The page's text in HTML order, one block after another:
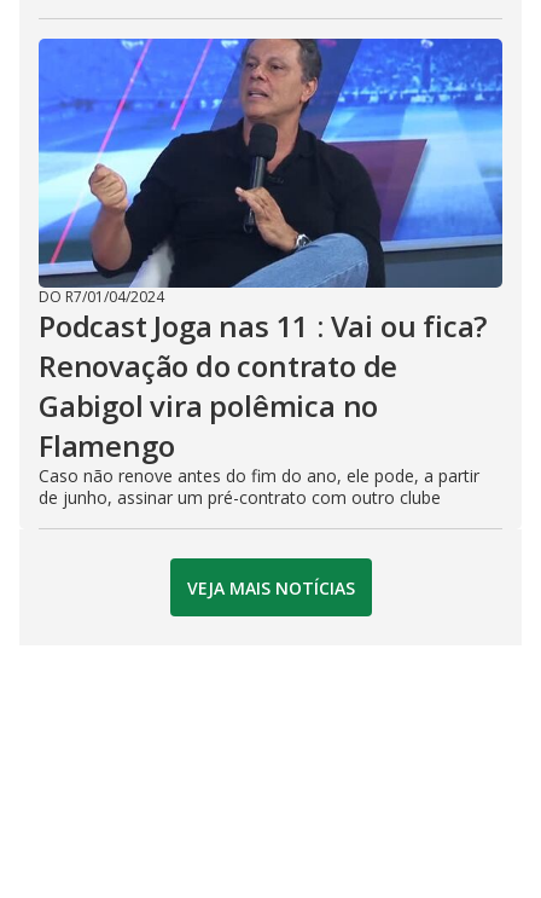
DO R7/01/04/2024
Podcast Joga nas 11 : Vai ou fica?
Renovação do contrato de
Gabigol vira polêmica no
Flamengo
Caso não renove antes do fim do ano, ele pode, a partir
de junho, assinar um pré-contrato com outro clube
VEJA MAIS NOTÍCIAS